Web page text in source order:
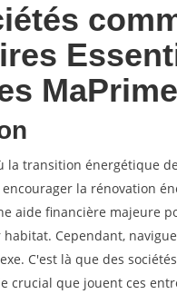
la transition énergétique
la rénovation
aide financière majeure
Cependant,
C'est là que des
crucial que jouent ces